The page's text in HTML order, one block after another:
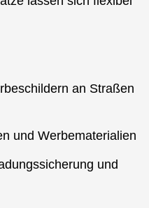
an Straßen
und Werbematerialien
und